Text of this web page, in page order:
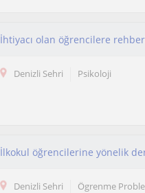
İhtiyacı olan öğrencilere
Denizli Sehri Psikoloji
Denizli Sehri Ögrenme